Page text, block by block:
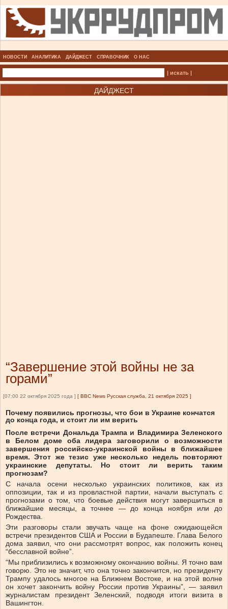
НОВОСТИ АНАЛИТИКА ДАЙДЖЕСТ СПРАВОЧНИК О НАС
| искать |
ДАЙДЖЕСТ
“Завершение этой войны не за
горами”
[07:00 22 октября 2025 года ] [ BBC News Русская служба, 21 октября 2025 ]
Почему появились прогнозы, что бои в Украине кончатся
до конца года, и стоит ли им верить
После встречи Дональда Трампа и Владимира Зеленского
в Белом доме оба лидера заговорили о возможности
завершения российско-украинской войны в ближайшее
время. Этот же тезис уже несколько недель повторяют
украинские депутаты. Но стоит ли верить таким
прогнозам?
С начала осени несколько украинских политиков, как из
оппозиции, так и из провластной партии, начали выступать с
прогнозами о том, что боевые действия могут завершиться в
ближайшие месяцы, а точнее — до конца ноября или до
Рождества.
Эти разговоры стали звучать чаще на фоне ожидающейся
встречи президентов США и России в Будапеште. Глава Белого
дома заявил, что они рассмотрят вопрос, как положить конец
“бесславной войне”.
“Мы приблизились к возможному окончанию войны. Я точно вам
говорю. Это не значит, что она точно закончится, но президенту
Трампу удалось многое на Ближнем Востоке, и на этой волне
он хочет закончить войну России против Украины”, — заявил
журналистам президент Зеленский, подводя итоги визита в
Вашингтон.